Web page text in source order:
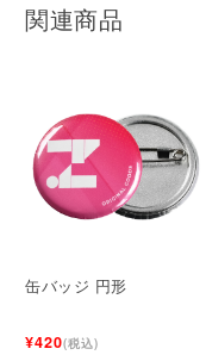
関連商品
缶バッジ 円形
¥420(税込)